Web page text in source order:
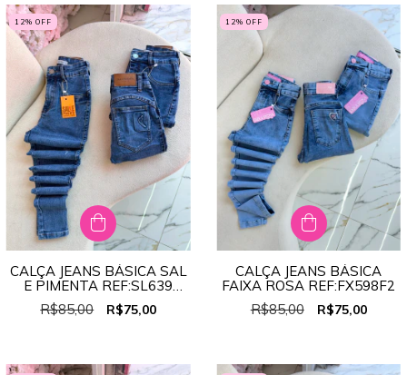
12% OFF
CALÇA JEANS BÁSICA SAL
E PIMENTA REF:SL639
(BEM PEQUENO)
R$85,00 R$75,00
12% OFF
CALÇA JEANS BÁSICA
FAIXA ROSA REF:FX598F2
R$85,00
R$75,00